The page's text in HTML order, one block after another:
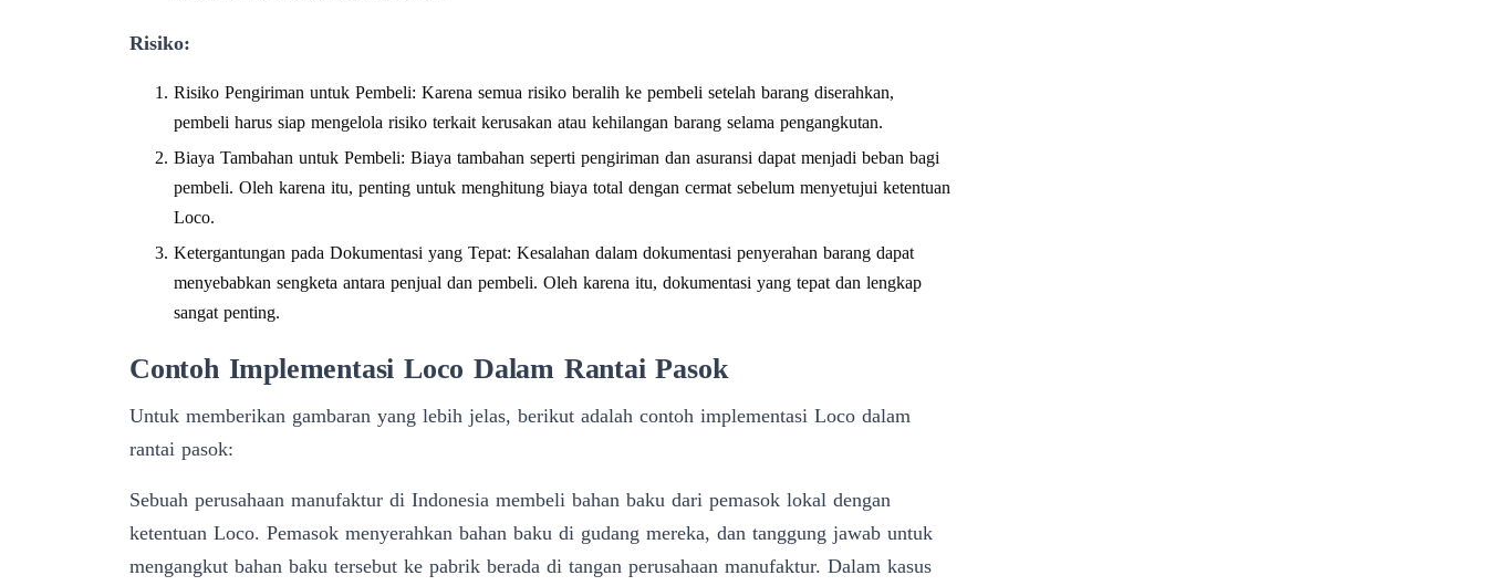
Risiko:
Risiko Pengiriman untuk Pembeli: Karena semua risiko beralih ke pembeli setelah barang diserahkan,
pembeli harus siap mengelola risiko terkait kerusakan atau kehilangan barang selama pengangkutan.
Biaya Tambahan untuk Pembeli: Biaya tambahan seperti pengiriman dan asuransi dapat menjadi beban bagi
pembeli. Oleh karena itu, penting untuk menghitung biaya total dengan cermat sebelum menyetujui ketentuan
Loco.
Ketergantungan pada Dokumentasi yang Tepat: Kesalahan dalam dokumentasi penyerahan barang dapat
menyebabkan sengketa antara penjual dan pembeli. Oleh karena itu, dokumentasi yang tepat dan lengkap
sangat penting.
Contoh Implementasi Loco Dalam Rantai Pasok
Untuk memberikan gambaran yang lebih jelas, berikut adalah contoh implementasi Loco dalam
rantai pasok:
Sebuah perusahaan manufaktur di Indonesia membeli bahan baku dari pemasok lokal dengan
ketentuan Loco. Pemasok menyerahkan bahan baku di gudang mereka, dan tanggung jawab untuk
mengangkut bahan baku tersebut ke pabrik berada di tangan perusahaan manufaktur. Dalam kasus